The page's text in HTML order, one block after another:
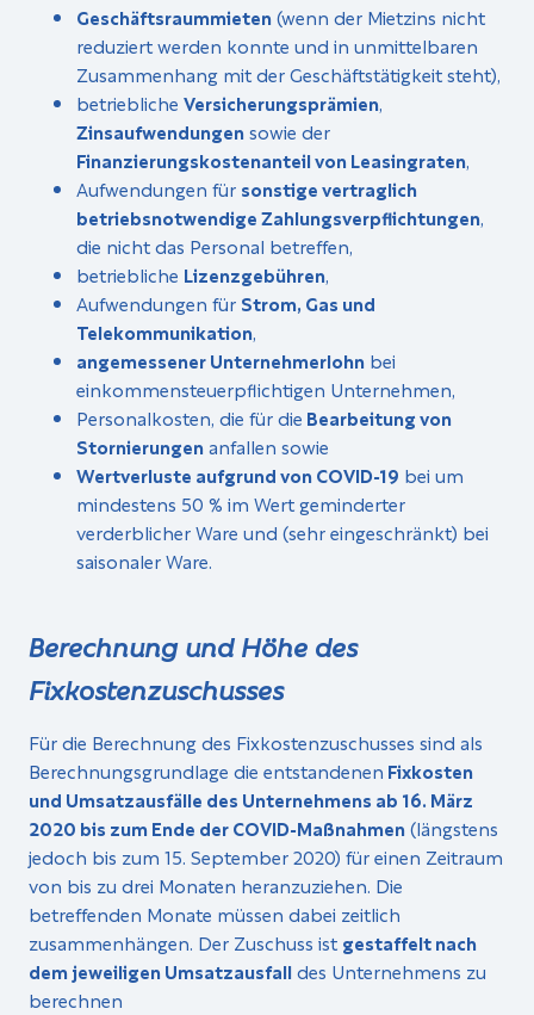
Geschäftsraummieten(wenn der Mietzins nicht
reduziert werden konnte und in unmittelbaren
Zusammenhang mit der Geschäftstätigkeit steht),
betriebliche Versicherungsprämien,
Zinsaufwendungensowie der
Finanzierungskostenanteil von Leasingraten,
Aufwendungen für sonstige vertraglich
betriebsnotwendige Zahlungsverpflichtungen,
die nicht das Personal betreffen,
betriebliche Lizenzgebühren,
Aufwendungen für Strom, Gas und
Telekommunikation,
angemessener Unternehmerlohn bei
einkommensteuerpflichtigen Unternehmen,
Personalkosten, die für die Bearbeitung von
Stornierungenanfallen sowie
Wertverluste aufgrund von COVID-19 bei um
mindestens 50 % im Wert geminderter
verderblicher Ware und (sehr eingeschränkt) bei
saisonaler Ware.
Berechnung und Höhe des
Fixkostenzuschusses
Für die Berechnung des Fixkostenzuschusses sind als
Berechnungsgrundlage die entstandenen Fixkosten
und Umsatzausfälle des Unternehmens ab 16. März
2020 bis zum Ende der COVID-Maßnahmen(längstens
jedoch bis zum 15. September 2020) für einen Zeitraum
von bis zu drei Monaten heranzuziehen. Die
betreffenden Monate müssen dabei zeitlich
zusammenhängen. Der Zuschuss ist gestaffelt nach
dem jeweiligen Umsatzausfalldes Unternehmens zu
berechnen